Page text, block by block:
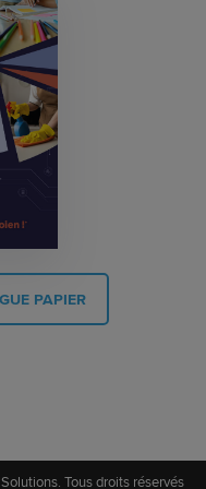
PAPIER
Tous droits réservés